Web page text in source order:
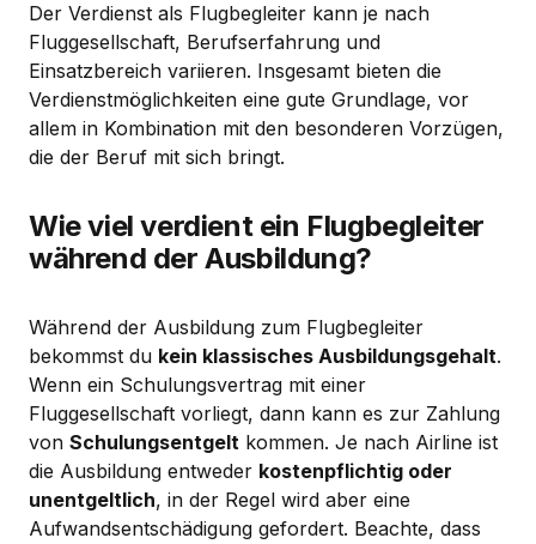
Der Verdienst als Flugbegleiter kann je nach
Fluggesellschaft, Berufserfahrung und
Einsatzbereich variieren. Insgesamt bieten die
Verdienstmöglichkeiten eine gute Grundlage, vor
allem in Kombination mit den besonderen Vorzügen,
die der Beruf mit sich bringt.
Wie viel verdient ein Flugbegleiter
während der Ausbildung?
Während der Ausbildung zum Flugbegleiter
bekommst du kein klassisches Ausbildungsgehalt.
Wenn ein Schulungsvertrag mit einer
Fluggesellschaft vorliegt, dann kann es zur Zahlung
von Schulungsentgelt kommen. Je nach Airline ist
die Ausbildung entweder kostenpflichtig oder
unentgeltlich, in der Regel wird aber eine
Aufwandsentschädigung gefordert. Beachte, dass